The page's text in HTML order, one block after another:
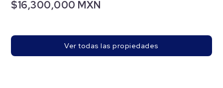
$16,300,000 MXN
Ver todas las propiedades